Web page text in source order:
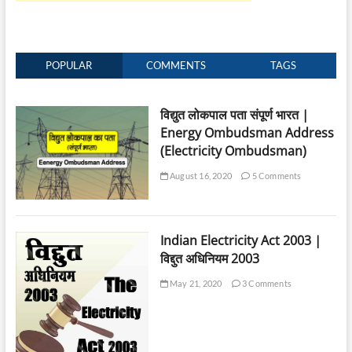
POPULAR COMMENTS TAGS
विद्युत लोकपाल पता संपूर्ण भारत |
Energy Ombudsman Address
(Electricity Ombudsman)
August 16, 2020 5 Comments
Indian Electricity Act 2003 |
विद्दुत अधिनियम 2003
May 21, 2020 3 Comments